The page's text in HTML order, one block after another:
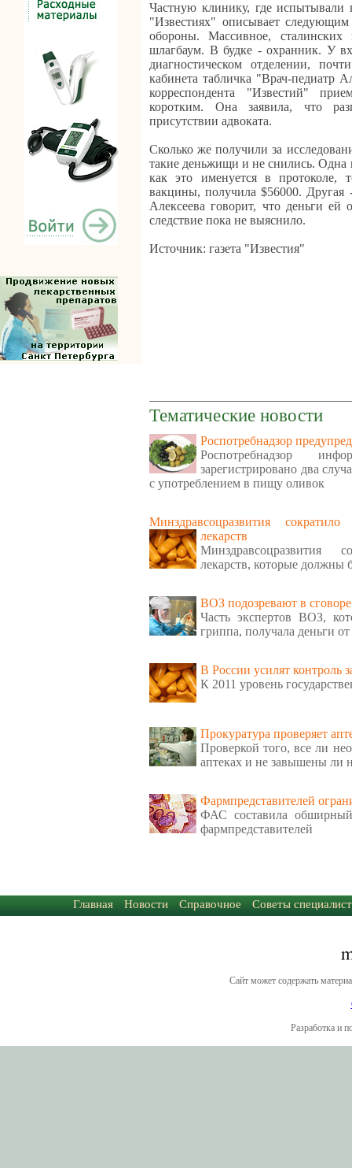
Частную клинику, где испытывали
"Известиях" описывает
обороны. Массивное,
шлагбаум. В будке - охранник. У
диагностическом отделении,
кабинета табличка "Врач-педиатр
корреспондента "Известий"
коротким. Она заявила, что
присутствии адвоката.
Сколько же получили за
такие деньжищи и не снились. Одна
как это именуется в протоколе,
вакцины, получила $56000.
Алексеева говорит, что деньги
следствие пока не выяснило.
Источник: газета "Известия"
Тематические новости
Роспотребнадзор
Роспотребнадзор
зарегистрировано два
с употреблением в пищу оливок
Минздравсоцразвития
лекарств
Минздравсоцразвития
лекарств, которые должны
ВОЗ подозревают в
Часть экспертов ВОЗ,
гриппа, получала деньги
В России усилят контроль
К 2011 уровень
Прокуратура проверяет
Проверкой того, все ли
аптеках и не завышены ли
Фармпредставителей
ФАС составила
фармпредставителей
Главная Новости Справочное Советы
Сайт может содержать
Разработка